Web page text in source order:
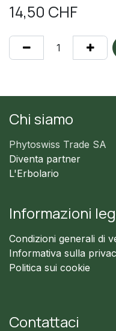
14,50 CHF
Chi siamo
Phytoswiss Trade SA
Diventa partner
L'Erbolario
Informazioni
Condizioni generali di
Informativa sulla
Politica sui cookie
Contattaci